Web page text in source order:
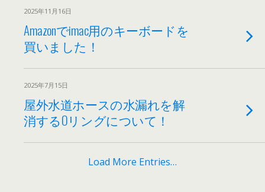
2025年11月16日
Amazonでimac用のキーボードを
買いました！
2025年7月15日
屋外水道ホースの水漏れを解
消するOリングについて！
Load More Entries…